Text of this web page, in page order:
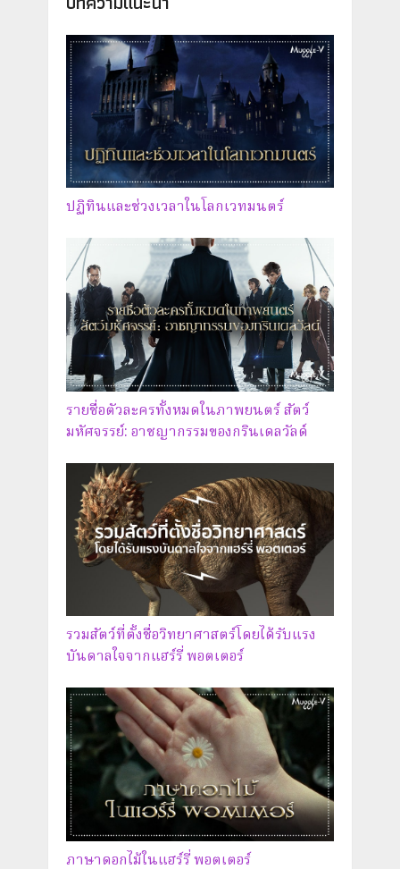
ปฏิทินและช่วงเวลาในโลกเวทมนตร์
รายชื่อตัวละครทั้งหมดในภาพยนตร์ สัตว์
มหัศจรรย์: อาชญากรรมของกรินเดลวัลด์
รวมสัตว์ที่ตั้งชื่อวิทยาศาสตร์โดยได้รับแรง
บันดาลใจจากแฮร์รี่ พอตเตอร์
ภาษาดอกไม้ในแฮร์รี่ พอตเตอร์